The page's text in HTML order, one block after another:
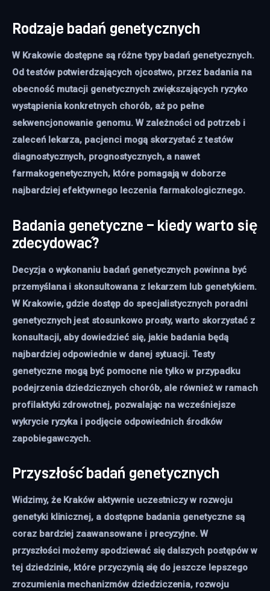
Rodzaje badań genetycznych
W Krakowie dostępne są różne typy badań genetycznych.
Od testów potwierdzających ojcostwo, przez badania na
obecność mutacji genetycznych zwiększających ryzyko
wystąpienia konkretnych chorób, aż po pełne
sekwencjonowanie genomu. W zależności od potrzeb i
zaleceń lekarza, pacjenci mogą skorzystać z testów
diagnostycznych, prognostycznych, a nawet
farmakogenetycznych, które pomagają w doborze
najbardziej efektywnego leczenia farmakologicznego.
Badania genetyczne – kiedy warto się
zdecydować?
Decyzja o wykonaniu badań genetycznych powinna być
przemyślana i skonsultowana z lekarzem lub genetykiem.
W Krakowie, gdzie dostęp do specjalistycznych poradni
genetycznych jest stosunkowo prosty, warto skorzystać z
konsultacji, aby dowiedzieć się, jakie badania będą
najbardziej odpowiednie w danej sytuacji. Testy
genetyczne mogą być pomocne nie tylko w przypadku
podejrzenia dziedzicznych chorób, ale również w ramach
profilaktyki zdrowotnej, pozwalając na wcześniejsze
wykrycie ryzyka i podjęcie odpowiednich środków
zapobiegawczych.
Przyszłość badań genetycznych
Widzimy, że Kraków aktywnie uczestniczy w rozwoju
genetyki klinicznej, a dostępne badania genetyczne są
coraz bardziej zaawansowane i precyzyjne. W
przyszłości możemy spodziewać się dalszych postępów w
tej dziedzinie, które przyczynią się do jeszcze lepszego
zrozumienia mechanizmów dziedziczenia, rozwoju